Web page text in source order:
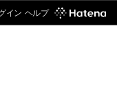
イン ヘルプ